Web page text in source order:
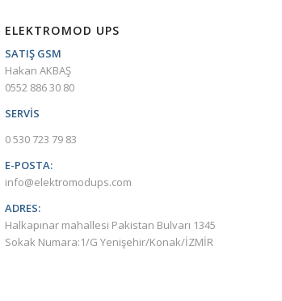
ELEKTROMOD UPS
SATIŞ GSM
Hakan AKBAŞ
0552 886 30 80
SERVİS
0 530 723 79 83
E-POSTA:
info@elektromodups.com
ADRES:
Halkapınar mahallesi Pakistan Bulvarı 1345
Sokak Numara:1/G Yenişehir/Konak/İZMİR